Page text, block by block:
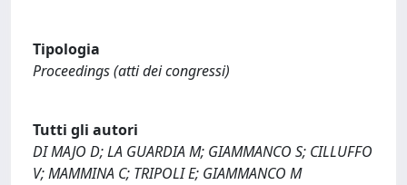
Tipologia
Proceedings (atti dei congressi)
Tutti gli autori
DI MAJO D; LA GUARDIA M; GIAMMANCO S; CILLUFFO
V; MAMMINA C; TRIPOLI E; GIAMMANCO M